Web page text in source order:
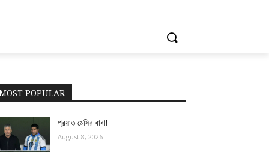
POPULAR
প্রয়াত মেসির বাবা!
August 8, 2026